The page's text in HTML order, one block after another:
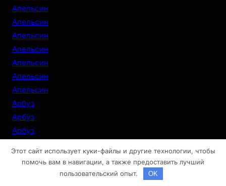
Апельсин
Апельсин
Апельсин
Апельсин
Апельсин
Апельсин
Апельсин
Арбуз
Арбуз
Арбуз
Этот сайт использует куки-файлы и другие технологии, чтобы
помочь вам в навигации, а также предоставить лучший
пользовательский опыт.
OK